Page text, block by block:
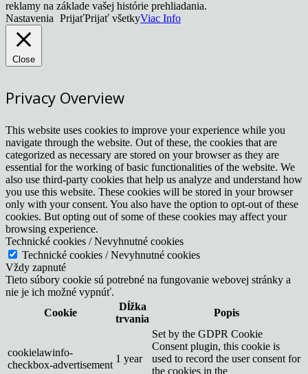
reklamy na základe vašej histórie prehliadania.
Nastavenia PrijaťPrijať všetkyViac Info
Close
Privacy Overview
This website uses cookies to improve your experience while you
navigate through the website. Out of these, the cookies that are
categorized as necessary are stored on your browser as they are
essential for the working of basic functionalities of the website. We
also use third-party cookies that help us analyze and understand how
you use this website. These cookies will be stored in your browser
only with your consent. You also have the option to opt-out of these
cookies. But opting out of some of these cookies may affect your
browsing experience.
Technické cookies / Nevyhnutné cookies
Technické cookies / Nevyhnutné cookies
Vždy zapnuté
Tieto súbory cookie sú potrebné na fungovanie webovej stránky a
nie je ich možné vypnúť.
Cookie
Dĺžka
trvania
Popis
cookielawinfo-
checkbox-advertisement
1 year
Set by the GDPR Cookie
Consent plugin, this cookie is
used to record the user consent for
the cookies in the